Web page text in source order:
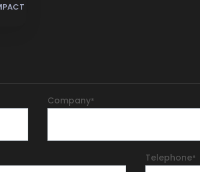
MED
Company*
Telephone*